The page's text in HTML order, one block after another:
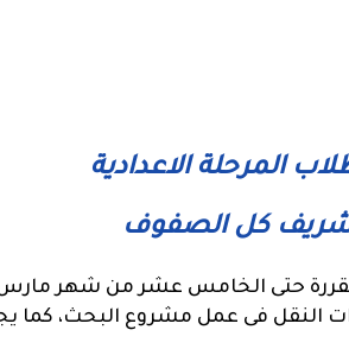
كل الصفوف
حتى الخامس عشر من شهر
النقل فى عمل مشروع البحث، كما